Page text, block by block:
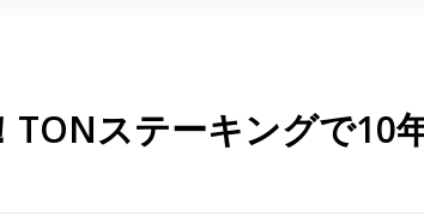
TONステーキングで10